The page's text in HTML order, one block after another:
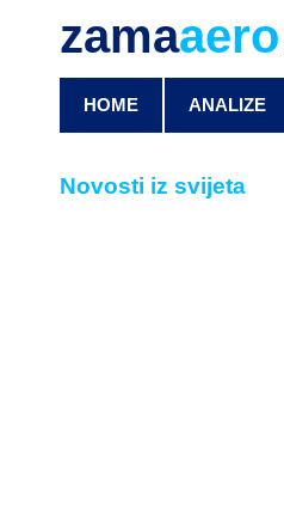
zamaaero
HOME ANALIZE
Novosti iz svijeta